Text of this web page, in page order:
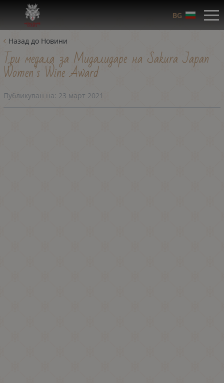
BG
Назад до Новини
Три медала за Мидалидаре на Sakura Japan
Women’s Wine Award
Публикуван на: 23 март 2021